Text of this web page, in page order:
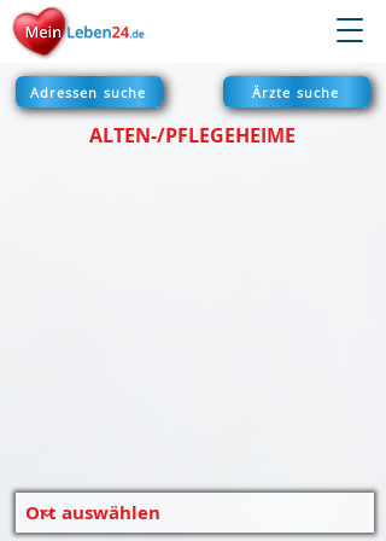
Adressen suche Ärzte suche
ALTEN-/PFLEGEHEIME